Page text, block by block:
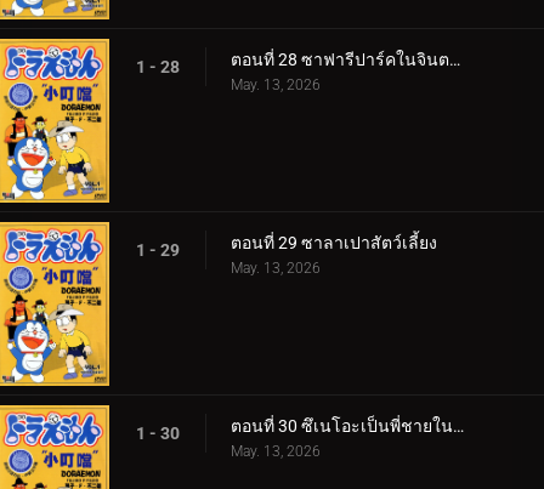
1 - 28 ตอนที่ 28 ซาฟารีปาร์คในจินตนาการ กับ ขลุ่ยแห่งคำสัญญา
May. 13, 2026
1 - 29 ตอนที่ 29 ซาลาเปาสัตว์เลี้ยง
May. 13, 2026
1 - 30 ตอนที่ 30 ซึเนโอะเป็นพี่ชายในอุดมคติ
May. 13, 2026